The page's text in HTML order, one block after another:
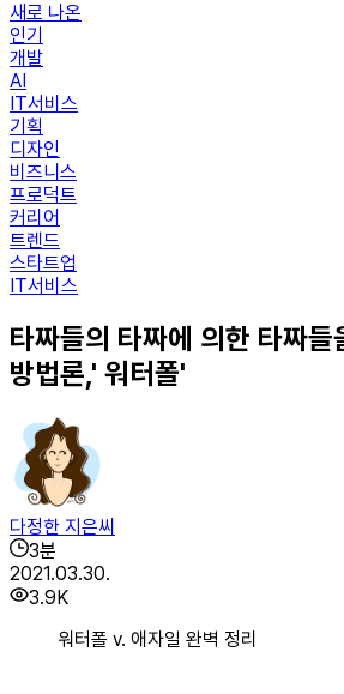
새로 나온
인기
개발
AI
IT서비스
기획
디자인
비즈니스
프로덕트
커리어
트렌드
스타트업
IT서비스
타짜들의 타짜에 의한 타짜들
방법론,' 워터폴'
다정한 지은씨
3분
2021.03.30.
3.9K
워터폴 v. 애자일 완벽 정리